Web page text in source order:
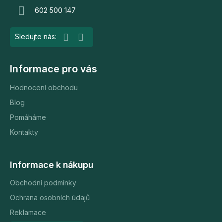
602 500 147
Informace pro vás
Hodnocení obchodu
Blog
Pomáháme
Kontakty
Informace k nákupu
Obchodní podmínky
Ochrana osobních údajů
Reklamace